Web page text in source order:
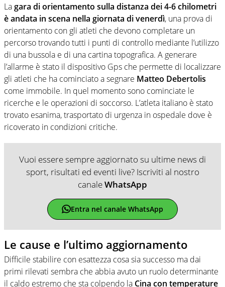
Lagara di orientamento sulla distanza dei 4-6 chilometri
è andata in scena nella giornata di venerdì, una prova di
orientamento con gli atleti che devono completare un
percorso trovando tutti i punti di controllo mediante l’utilizzo
di una bussola e di una cartina topografica. A generare
l’allarme è stato il dispositivo Gps che permette di localizzare
gli atleti che ha cominciato a segnare Matteo Debertolis
come immobile. In quel momento sono cominciate le
ricerche e le operazioni di soccorso. L’atleta italiano è stato
trovato esanima, trasportato di urgenza in ospedale dove è
ricoverato in condizioni critiche.
Vuoi essere sempre aggiornato su ultime news di
sport, risultati ed eventi live? Iscriviti al nostro
canaleWhatsApp
Entra nel canale WhatsApp
Le cause e l’ultimo aggiornamento
Difficile stabilire con esattezza cosa sia successo ma dai
primi rilevati sembra che abbia avuto un ruolo determinante
il caldo estremo che sta colpendo la Cina con temperature